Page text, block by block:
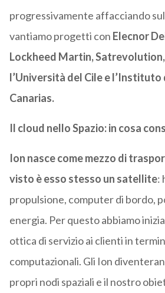
progressivamente affacciando
vantiamo progetti con Elecnor
Lockheed Martin,
l’Università del Cile e
Canarias.
Il cloud nello Spazio: in cosa
Ion nasce come mezzo di
visto è esso stesso un satellite:
propulsione, computer di bordo,
energia. Per questo abbiamo
ottica di servizio ai clienti in
computazionali. Gli Ion
propri nodi spaziali e il nostro